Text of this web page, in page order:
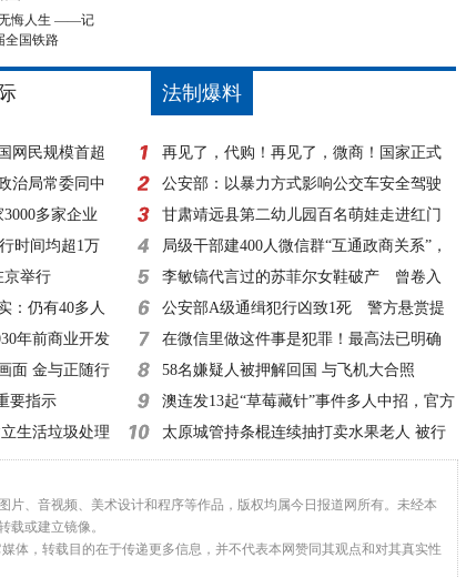
悔人生 ——记
全国铁路
网民规模首超
治局常委同中
多家企业
时间均超1万
京举行
：仍有40多人
年前商业开发
面 金与正随行
要指示
生活垃圾处理
法制爆料
再见了，代购！再见了，微商！国家正式
出手，1月1日起实施！
公安部：以暴力方式影响公交车安全驾驶
一律立案侦查
甘肃靖远县第二幼儿园百名萌娃走进红门
零距离体验消防
局级干部建400人微信群“互通政商关系”，
该查！
李敏镐代言过的苏菲尔女鞋破产 曾卷入
超50起诉讼
公安部A级通缉犯行凶致1死 警方悬赏提
高至20万元！
在微信里做这件事是犯罪！最高法已明确
58名嫌疑人被押解回国 与飞机大合照
澳连发13起“草莓藏针”事件多人中招，官方
建议：切碎再吃
太原城管持条棍连续抽打卖水果老人 被行
拘10日
片、音视频、美术设计和程序等作品，版权均属今日报道网所有。未经本
载或建立镜像。
体，转载目的在于传递更多信息，并不代表本网赞同其观点和对其真实性